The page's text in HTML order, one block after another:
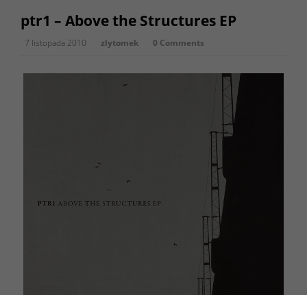
ptr1 – Above the Structures EP
7 listopada 2010 zlytomek 0 Comments